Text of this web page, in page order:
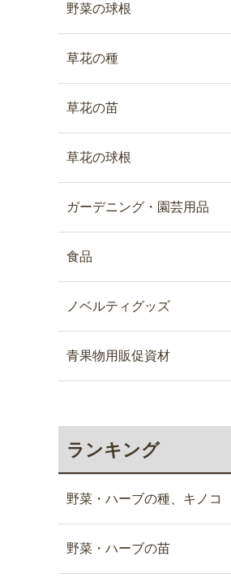
野菜の球根
草花の種
草花の苗
草花の球根
ガーデニング・園芸用品
食品
ノベルティグッズ
青果物用販促資材
ランキング
野菜・ハーブの種、キノコ
野菜・ハーブの苗